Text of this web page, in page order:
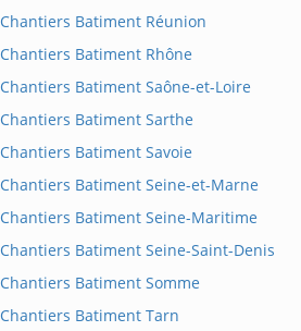
Chantiers Batiment Réunion
Chantiers Batiment Rhône
Chantiers Batiment Saône-et-Loire
Chantiers Batiment Sarthe
Chantiers Batiment Savoie
Chantiers Batiment Seine-et-Marne
Chantiers Batiment Seine-Maritime
Chantiers Batiment Seine-Saint-Denis
Chantiers Batiment Somme
Chantiers Batiment Tarn